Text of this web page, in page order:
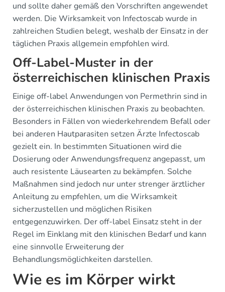
und sollte daher gemäß den Vorschriften angewendet
werden. Die Wirksamkeit von Infectoscab wurde in
zahlreichen Studien belegt, weshalb der Einsatz in der
täglichen Praxis allgemein empfohlen wird.
Off-Label-Muster in der
österreichischen klinischen Praxis
Einige off-label Anwendungen von Permethrin sind in
der österreichischen klinischen Praxis zu beobachten.
Besonders in Fällen von wiederkehrendem Befall oder
bei anderen Hautparasiten setzen Ärzte Infectoscab
gezielt ein. In bestimmten Situationen wird die
Dosierung oder Anwendungsfrequenz angepasst, um
auch resistente Läusearten zu bekämpfen. Solche
Maßnahmen sind jedoch nur unter strenger ärztlicher
Anleitung zu empfehlen, um die Wirksamkeit
sicherzustellen und möglichen Risiken
entgegenzuwirken. Der off-label Einsatz steht in der
Regel im Einklang mit den klinischen Bedarf und kann
eine sinnvolle Erweiterung der
Behandlungsmöglichkeiten darstellen.
Wie es im Körper wirkt